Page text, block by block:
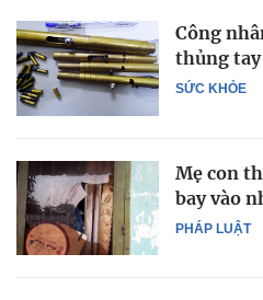
SỨC KHỎE
Công
thủng tay
PHÁP LUẬT
Mẹ con
bay vào